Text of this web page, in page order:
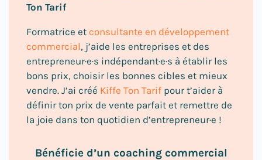
Ton Tarif
Formatrice et consultante en développement
commercial, j’aide les entreprises et des
entrepreneur·e·s indépendant·e·s à établir les
bons prix, choisir les bonnes cibles et mieux
vendre. J’ai créé Kiffe Ton Tarif pour t’aider à
définir ton prix de vente parfait et remettre de
la joie dans ton quotidien d’entrepreneur·e !
Bénéficie d’un coaching commercial